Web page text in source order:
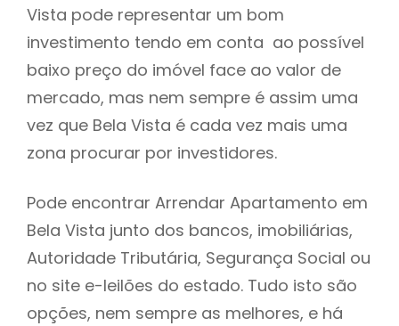
Vista pode representar um bom
investimento tendo em conta ao possível
baixo preço do imóvel face ao valor de
mercado, mas nem sempre é assim uma
vez que Bela Vista é cada vez mais uma
zona procurar por investidores.
Pode encontrar Arrendar Apartamento em
Bela Vista junto dos bancos, imobiliárias,
Autoridade Tributária, Segurança Social ou
no site e-leilões do estado. Tudo isto são
opções, nem sempre as melhores, e há